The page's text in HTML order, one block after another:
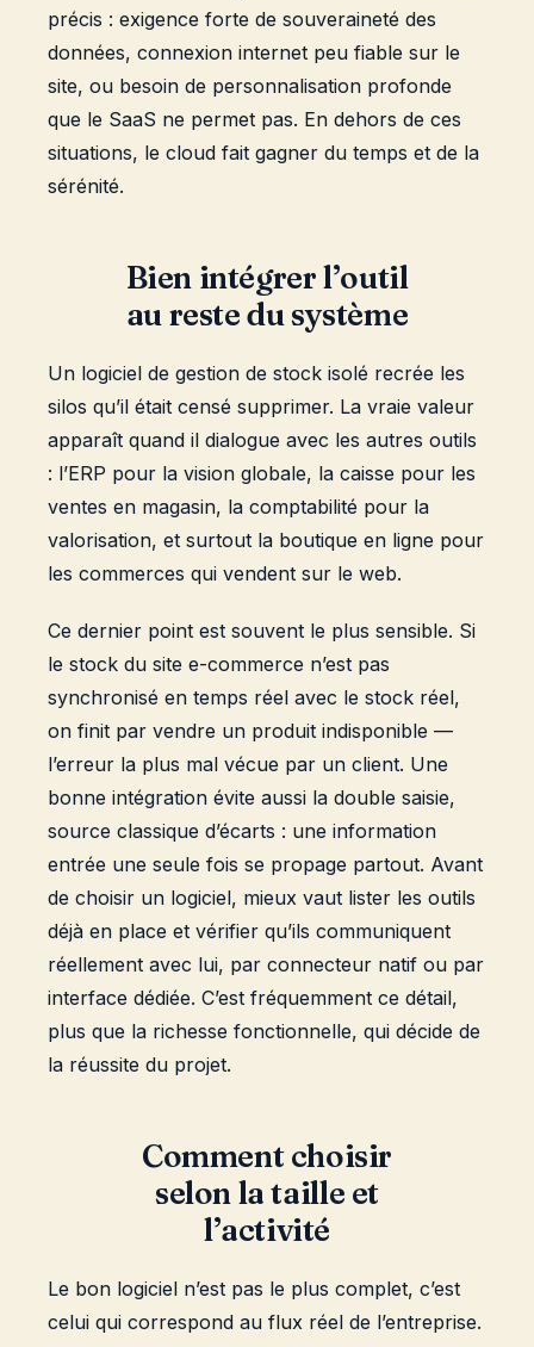
précis : exigence forte de souveraineté des
données, connexion internet peu fiable sur le
site, ou besoin de personnalisation profonde
que le SaaS ne permet pas. En dehors de ces
situations, le cloud fait gagner du temps et de la
sérénité.
Bien intégrer l’outil
au reste du système
Un logiciel de gestion de stock isolé recrée les
silos qu’il était censé supprimer. La vraie valeur
apparaît quand il dialogue avec les autres outils
: l’ERP pour la vision globale, la caisse pour les
ventes en magasin, la comptabilité pour la
valorisation, et surtout la boutique en ligne pour
les commerces qui vendent sur le web.
Ce dernier point est souvent le plus sensible. Si
le stock du site e-commerce n’est pas
synchronisé en temps réel avec le stock réel,
on finit par vendre un produit indisponible —
l’erreur la plus mal vécue par un client. Une
bonne intégration évite aussi la double saisie,
source classique d’écarts : une information
entrée une seule fois se propage partout. Avant
de choisir un logiciel, mieux vaut lister les outils
déjà en place et vérifier qu’ils communiquent
réellement avec lui, par connecteur natif ou par
interface dédiée. C’est fréquemment ce détail,
plus que la richesse fonctionnelle, qui décide de
la réussite du projet.
Comment choisir
selon la taille et
l’activité
Le bon logiciel n’est pas le plus complet, c’est
celui qui correspond au flux réel de l’entreprise.